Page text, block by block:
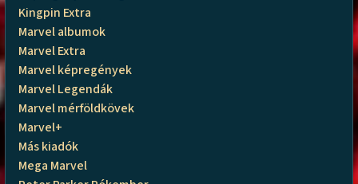
Kingpin Extra
Marvel albumok
Marvel Extra
Marvel képregények
Marvel Legendák
Marvel mérföldkövek
Marvel+
Más kiadók
Mega Marvel